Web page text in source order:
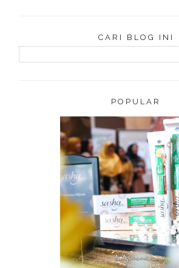
CARI BLOG INI
POPULAR